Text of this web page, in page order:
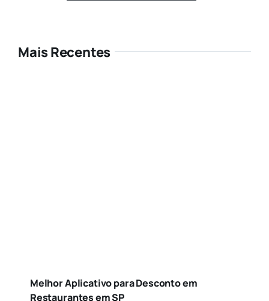
Mais Recentes
Melhor Aplicativo para Desconto em
Restaurantes em SP